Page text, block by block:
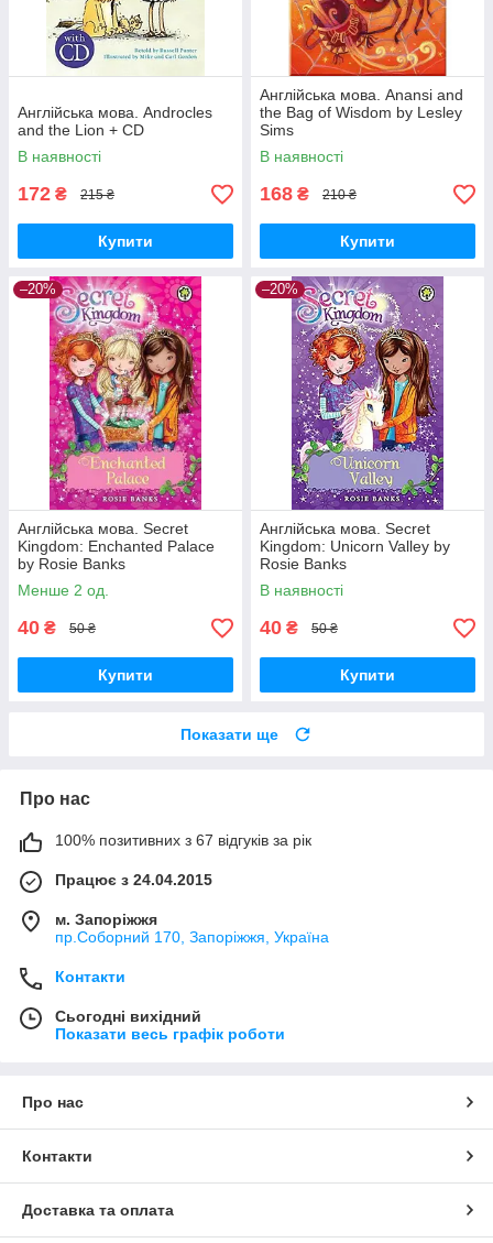
Англійська мова. Androcles
and the Lion + CD
В наявності
172 ₴ 215 ₴
Купити
Англійська мова. Anansi and
the Bag of Wisdom by Lesley
Sims
В наявності
168 ₴ 210 ₴
Купити
–20%
Англійська мова. Secret
Kingdom: Enchanted Palace
by Rosie Banks
Менше 2 од.
40 ₴ 50 ₴
Купити
–20%
Англійська мова. Secret
Kingdom: Unicorn Valley by
Rosie Banks
В наявності
40 ₴ 50 ₴
Купити
Показати ще
Про нас
100% позитивних з 67 відгуків за рік
Працює з 24.04.2015
м. Запоріжжя
пр.Соборний 170, Запоріжжя, Україна
Контакти
Сьогодні вихідний
Показати весь графік роботи
Про нас
Контакти
Доставка та оплата